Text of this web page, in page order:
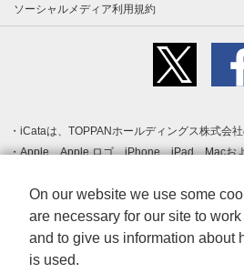
ソーシャルメディア利用規約
iCataは、TOPPANホールディングス株式会社
Apple、Apple ロゴ、iPhone、iPad、Macお
登録された Apple Inc. の商標です。App
クです。
Android、Google Play および Google Play
す。
Windows は Microsoft Inc.の米国およびその
標です。
On our website we use some
are necessary for our site to
and to give us information about
is used.